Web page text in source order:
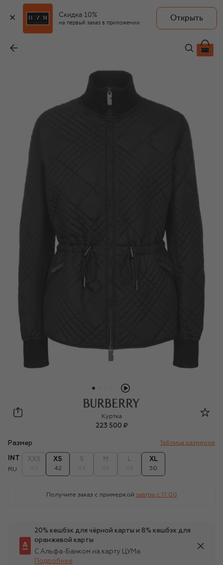
Скидка 10%
на первый заказ в приложении
Открыть
Burberry
Куртка
223 500 ₽
Размер Таблица размеров
INT
RU
XS
42
XL
50
Получите заказ с примеркой завтра c 17:00
20% кешбэк для чёрной карты и 8% кешбэк для
оранжевой карты
С Альфа-Банком на карту ЦУМа
Подробнее